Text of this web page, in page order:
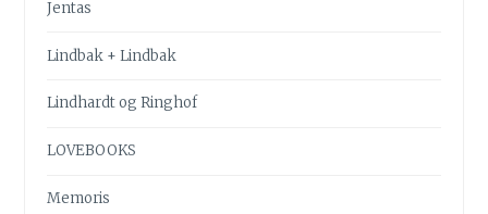
Jentas
Lindbak + Lindbak
Lindhardt og Ringhof
LOVEBOOKS
Memoris